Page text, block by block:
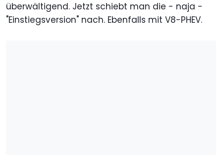
überwältigend. Jetzt schiebt man die - naja -
"Einstiegsversion" nach. Ebenfalls mit V8-PHEV.